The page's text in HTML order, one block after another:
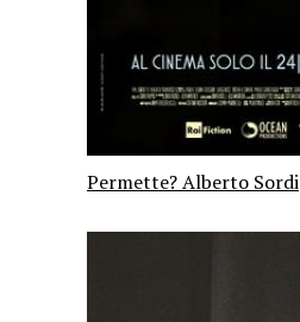
Permette? Alberto Sordi